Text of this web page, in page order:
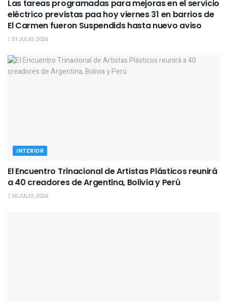
Las tareas programadas para mejoras en el servicio
eléctrico previstas paa hoy viernes 31 en barrios de
El Carmen fueron Suspendids hasta nuevo aviso
31 JULIO, 2026
INTERIOR
El Encuentro Trinacional de Artistas Plásticos reunirá
a 40 creadores de Argentina, Bolivia y Perú
30 JULIO, 2026